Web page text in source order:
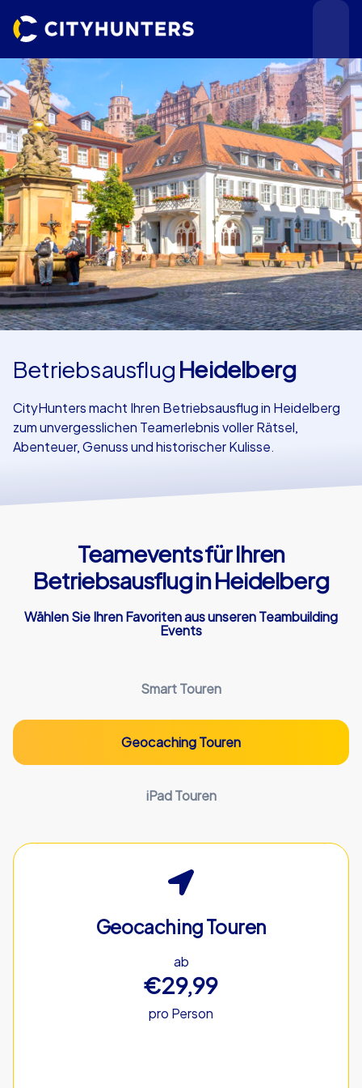
Teamevents
Städte
Anlässe
Betriebsausflug Heidelberg
CityHunters macht Ihren Betriebsausflug in Heidelberg
zum unvergesslichen Teamerlebnis voller Rätsel,
Abenteuer, Genuss und historischer Kulisse.
Teamevents für Ihren
Betriebsausflug in Heidelberg
Wählen Sie Ihren Favoriten aus unseren Teambuilding
Events
Smart Touren
Geocaching Touren
iPad Touren
Geocaching Touren
ab
€29,99
pro Person